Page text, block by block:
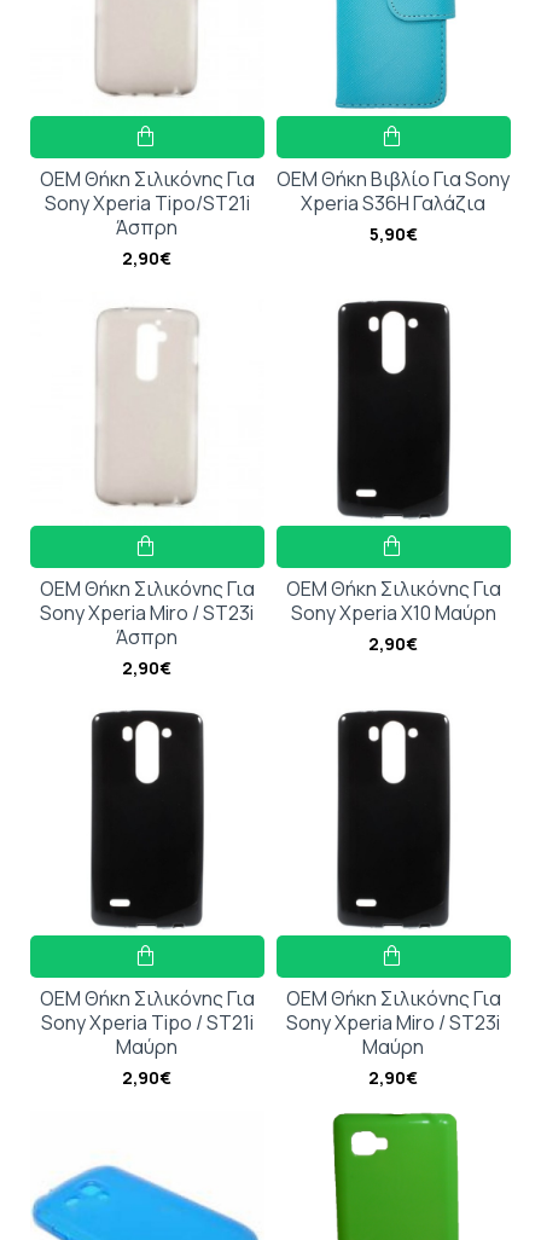
OEM Θήκη Σιλικόνης Για
Sony Xperia Tipo/ST21i
Άσπρη
2,90€
OEM Θήκη Βιβλίο Για Sony
Xperia S36H Γαλάζια
5,90€
OEM Θήκη Σιλικόνης Για
Sony Xperia Miro / ST23i
Άσπρη
2,90€
OEM Θήκη Σιλικόνης Για
Sony Xperia X10 Μαύρη
2,90€
OEM Θήκη Σιλικόνης Για
Sony Xperia Tipo / ST21i
Μαύρη
2,90€
OEM Θήκη Σιλικόνης Για
Sony Xperia Miro / ST23i
Μαύρη
2,90€